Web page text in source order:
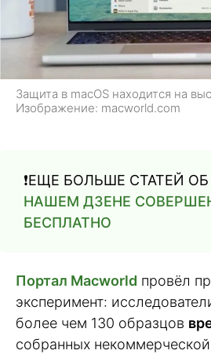
Защита в macOS находится на
Изображение: macworld.com
❗️ЕЩЕ БОЛЬШЕ СТАТЕЙ
НАШЕМ ДЗЕНЕ
БЕСПЛАТНО
Портал Macworld провёл
эксперимент:
более чем 130 образцов
собранных